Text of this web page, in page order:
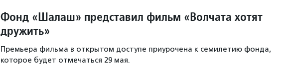
Фонд «Шалаш» представил фильм «Волчата хотят
дружить»
Премьера фильма в открытом доступе приурочена к семилетию фонда,
которое будет отмечаться 29 мая.